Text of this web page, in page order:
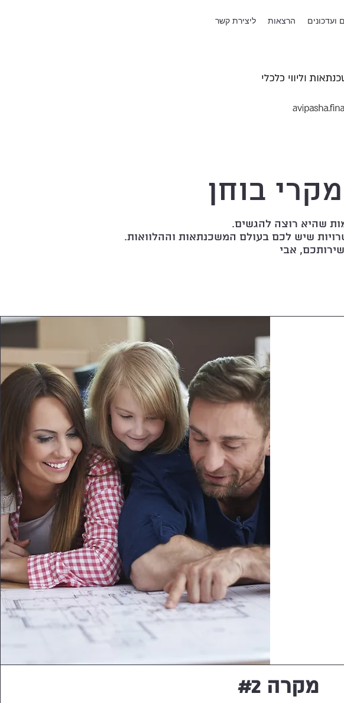
ועדכונים הרצאות ליצירת קשר
בוחן
שהיא רוצה להגשים.
שיש לכם בעולם המשכנתאות וההלוואות.
אבי
מקרה #2